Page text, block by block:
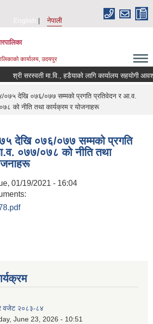
English
नेपाली
कार्यालय, उदयपुर
श्री सरस्वती मा.वि., हडैयाको लागि कार्यालय सहयोगी
देखि ०७६/०७७ सम्मको प्रगति प्रतिवेदन र आ.व.
को नीति तथा कार्यक्रम र योजनाहरू
देखि ०७६/०७७ सम्मको प्रगति
०७७/०७८ को नीति तथा
01/19/2021 - 16:04
र वजेट २०८३-८४
June 23, 2026 - 10:51